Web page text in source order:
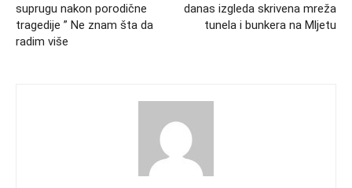
suprugu nakon porodične
tragedije ” Ne znam šta da
radim više
danas izgleda skrivena mreža
tunela i bunkera na Mljetu